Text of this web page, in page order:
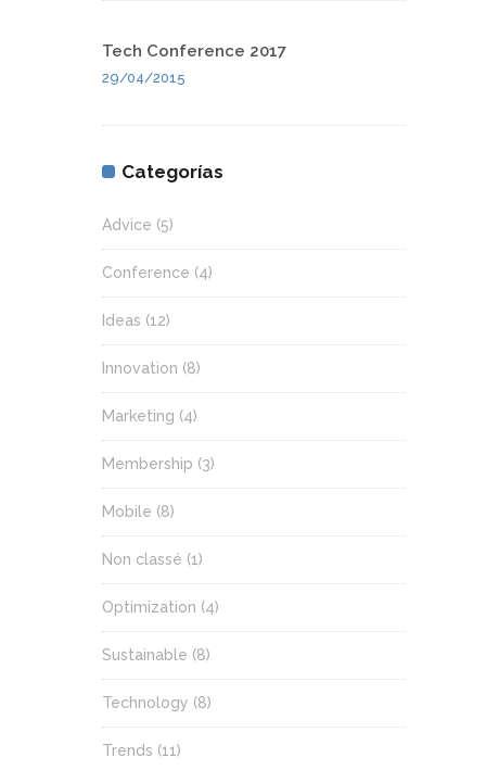
Tech Conference 2017
29/04/2015
Categorías
Advice (5)
Conference (4)
Ideas (12)
Innovation (8)
Marketing (4)
Membership (3)
Mobile (8)
Non classé (1)
Optimization (4)
Sustainable (8)
Technology (8)
Trends (11)